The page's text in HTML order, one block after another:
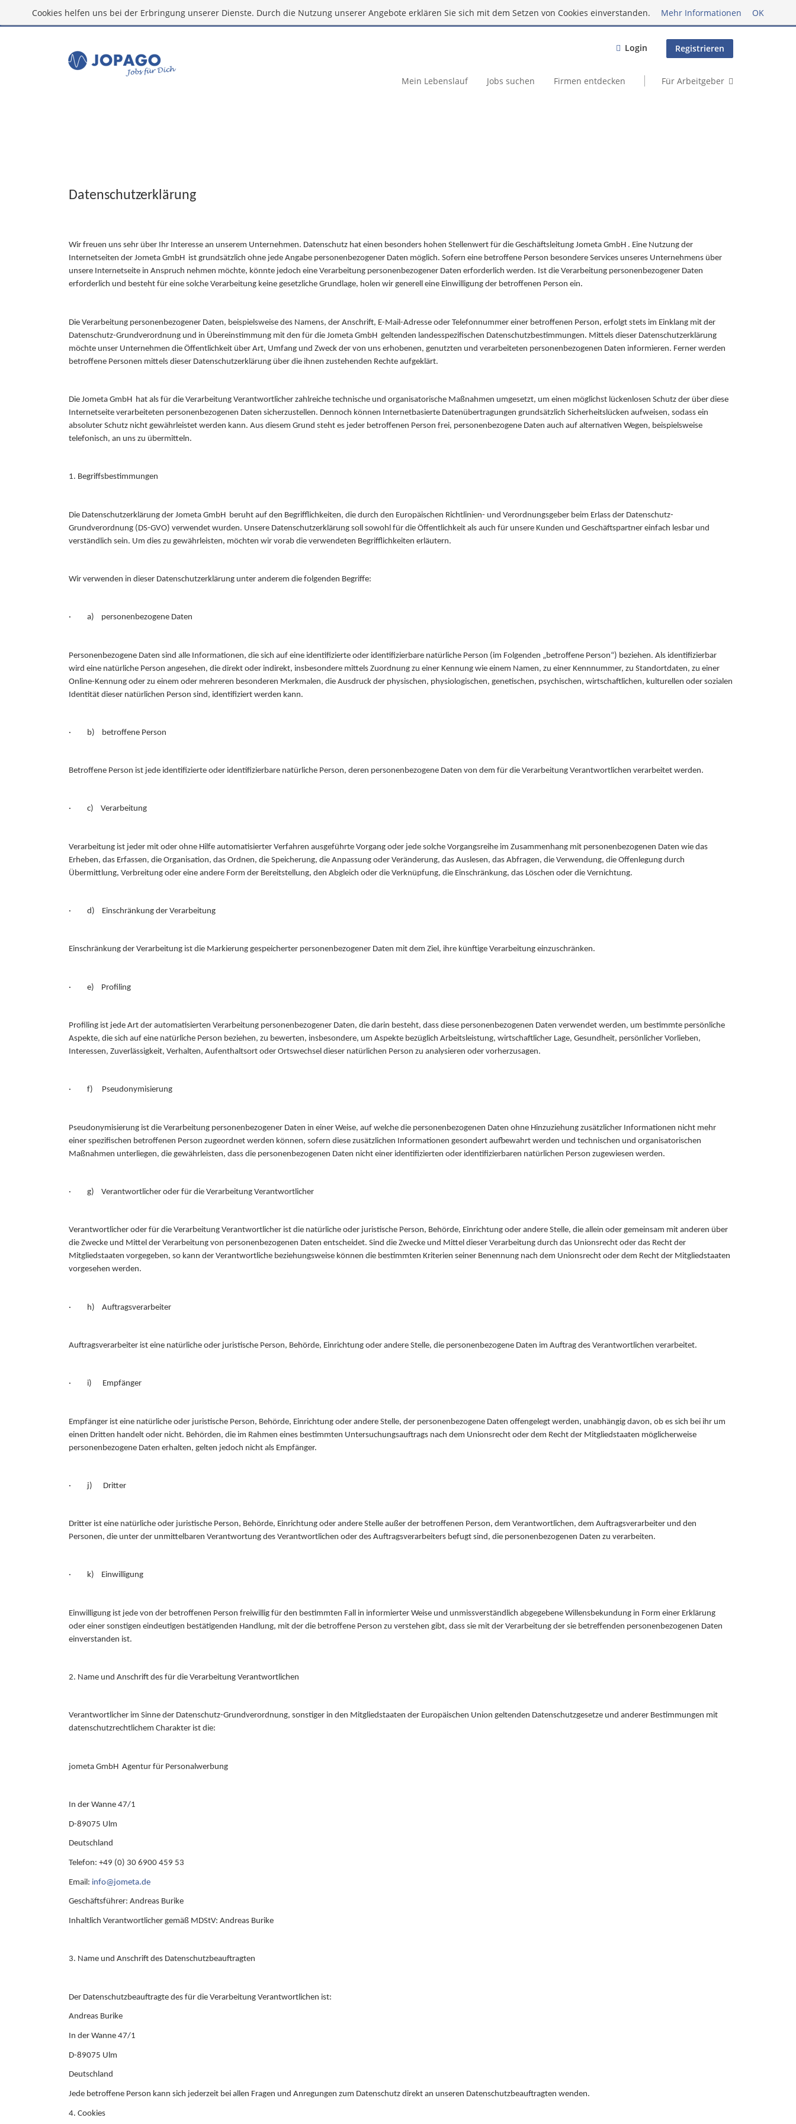
Cookies helfen uns bei der Erbringung unserer Dienste. Durch die Nutzung unserer Angebote erklären Sie sich mit dem Setzen von Cookies einverstanden. Mehr Informationen OK
Login Registrieren
Mein Lebenslauf Jobs suchen Firmen entdecken Für Arbeitgeber
Datenschutzerklärung
Wir freuen uns sehr über Ihr Interesse an unserem Unternehmen. Datenschutz hat einen besonders hohen Stellenwert für die Geschäftsleitung Jometa GmbH . Eine Nutzung der
Internetseiten der Jometa GmbH ist grundsätzlich ohne jede Angabe personenbezogener Daten möglich. Sofern eine betroffene Person besondere Services unseres Unternehmens über
unsere Internetseite in Anspruch nehmen möchte, könnte jedoch eine Verarbeitung personenbezogener Daten erforderlich werden. Ist die Verarbeitung personenbezogener Daten
erforderlich und besteht für eine solche Verarbeitung keine gesetzliche Grundlage, holen wir generell eine Einwilligung der betroffenen Person ein.
Die Verarbeitung personenbezogener Daten, beispielsweise des Namens, der Anschrift, E-Mail-Adresse oder Telefonnummer einer betroffenen Person, erfolgt stets im Einklang mit der
Datenschutz-Grundverordnung und in Übereinstimmung mit den für die Jometa GmbH geltenden landesspezifischen Datenschutzbestimmungen. Mittels dieser Datenschutzerklärung
möchte unser Unternehmen die Öffentlichkeit über Art, Umfang und Zweck der von uns erhobenen, genutzten und verarbeiteten personenbezogenen Daten informieren. Ferner werden
betroffene Personen mittels dieser Datenschutzerklärung über die ihnen zustehenden Rechte aufgeklärt.
Die Jometa GmbH hat als für die Verarbeitung Verantwortlicher zahlreiche technische und organisatorische Maßnahmen umgesetzt, um einen möglichst lückenlosen Schutz der über diese
Internetseite verarbeiteten personenbezogenen Daten sicherzustellen. Dennoch können Internetbasierte Datenübertragungen grundsätzlich Sicherheitslücken aufweisen, sodass ein
absoluter Schutz nicht gewährleistet werden kann. Aus diesem Grund steht es jeder betroffenen Person frei, personenbezogene Daten auch auf alternativen Wegen, beispielsweise
telefonisch, an uns zu übermitteln.
1. Begriffsbestimmungen
Die Datenschutzerklärung der Jometa GmbH beruht auf den Begrifflichkeiten, die durch den Europäischen Richtlinien- und Verordnungsgeber beim Erlass der Datenschutz-
Grundverordnung (DS-GVO) verwendet wurden. Unsere Datenschutzerklärung soll sowohl für die Öffentlichkeit als auch für unsere Kunden und Geschäftspartner einfach lesbar und
verständlich sein. Um dies zu gewährleisten, möchten wir vorab die verwendeten Begrifflichkeiten erläutern.
Wir verwenden in dieser Datenschutzerklärung unter anderem die folgenden Begriffe:
· a) personenbezogene Daten
Personenbezogene Daten sind alle Informationen, die sich auf eine identifizierte oder identifizierbare natürliche Person (im Folgenden „betroffene Person“) beziehen. Als identifizierbar
wird eine natürliche Person angesehen, die direkt oder indirekt, insbesondere mittels Zuordnung zu einer Kennung wie einem Namen, zu einer Kennnummer, zu Standortdaten, zu einer
Online-Kennung oder zu einem oder mehreren besonderen Merkmalen, die Ausdruck der physischen, physiologischen, genetischen, psychischen, wirtschaftlichen, kulturellen oder sozialen
Identität dieser natürlichen Person sind, identifiziert werden kann.
· b) betroffene Person
Betroffene Person ist jede identifizierte oder identifizierbare natürliche Person, deren personenbezogene Daten von dem für die Verarbeitung Verantwortlichen verarbeitet werden.
· c) Verarbeitung
Verarbeitung ist jeder mit oder ohne Hilfe automatisierter Verfahren ausgeführte Vorgang oder jede solche Vorgangsreihe im Zusammenhang mit personenbezogenen Daten wie das
Erheben, das Erfassen, die Organisation, das Ordnen, die Speicherung, die Anpassung oder Veränderung, das Auslesen, das Abfragen, die Verwendung, die Offenlegung durch
Übermittlung, Verbreitung oder eine andere Form der Bereitstellung, den Abgleich oder die Verknüpfung, die Einschränkung, das Löschen oder die Vernichtung.
· d) Einschränkung der Verarbeitung
Einschränkung der Verarbeitung ist die Markierung gespeicherter personenbezogener Daten mit dem Ziel, ihre künftige Verarbeitung einzuschränken.
· e) Profiling
Profiling ist jede Art der automatisierten Verarbeitung personenbezogener Daten, die darin besteht, dass diese personenbezogenen Daten verwendet werden, um bestimmte persönliche
Aspekte, die sich auf eine natürliche Person beziehen, zu bewerten, insbesondere, um Aspekte bezüglich Arbeitsleistung, wirtschaftlicher Lage, Gesundheit, persönlicher Vorlieben,
Interessen, Zuverlässigkeit, Verhalten, Aufenthaltsort oder Ortswechsel dieser natürlichen Person zu analysieren oder vorherzusagen.
· f) Pseudonymisierung
Pseudonymisierung ist die Verarbeitung personenbezogener Daten in einer Weise, auf welche die personenbezogenen Daten ohne Hinzuziehung zusätzlicher Informationen nicht mehr
einer spezifischen betroffenen Person zugeordnet werden können, sofern diese zusätzlichen Informationen gesondert aufbewahrt werden und technischen und organisatorischen
Maßnahmen unterliegen, die gewährleisten, dass die personenbezogenen Daten nicht einer identifizierten oder identifizierbaren natürlichen Person zugewiesen werden.
· g) Verantwortlicher oder für die Verarbeitung Verantwortlicher
Verantwortlicher oder für die Verarbeitung Verantwortlicher ist die natürliche oder juristische Person, Behörde, Einrichtung oder andere Stelle, die allein oder gemeinsam mit anderen über
die Zwecke und Mittel der Verarbeitung von personenbezogenen Daten entscheidet. Sind die Zwecke und Mittel dieser Verarbeitung durch das Unionsrecht oder das Recht der
Mitgliedstaaten vorgegeben, so kann der Verantwortliche beziehungsweise können die bestimmten Kriterien seiner Benennung nach dem Unionsrecht oder dem Recht der Mitgliedstaaten
vorgesehen werden.
· h) Auftragsverarbeiter
Auftragsverarbeiter ist eine natürliche oder juristische Person, Behörde, Einrichtung oder andere Stelle, die personenbezogene Daten im Auftrag des Verantwortlichen verarbeitet.
· i) Empfänger
Empfänger ist eine natürliche oder juristische Person, Behörde, Einrichtung oder andere Stelle, der personenbezogene Daten offengelegt werden, unabhängig davon, ob es sich bei ihr um
einen Dritten handelt oder nicht. Behörden, die im Rahmen eines bestimmten Untersuchungsauftrags nach dem Unionsrecht oder dem Recht der Mitgliedstaaten möglicherweise
personenbezogene Daten erhalten, gelten jedoch nicht als Empfänger.
· j) Dritter
Dritter ist eine natürliche oder juristische Person, Behörde, Einrichtung oder andere Stelle außer der betroffenen Person, dem Verantwortlichen, dem Auftragsverarbeiter und den
Personen, die unter der unmittelbaren Verantwortung des Verantwortlichen oder des Auftragsverarbeiters befugt sind, die personenbezogenen Daten zu verarbeiten.
· k) Einwilligung
Einwilligung ist jede von der betroffenen Person freiwillig für den bestimmten Fall in informierter Weise und unmissverständlich abgegebene Willensbekundung in Form einer Erklärung
oder einer sonstigen eindeutigen bestätigenden Handlung, mit der die betroffene Person zu verstehen gibt, dass sie mit der Verarbeitung der sie betreffenden personenbezogenen Daten
einverstanden ist.
2. Name und Anschrift des für die Verarbeitung Verantwortlichen
Verantwortlicher im Sinne der Datenschutz-Grundverordnung, sonstiger in den Mitgliedstaaten der Europäischen Union geltenden Datenschutzgesetze und anderer Bestimmungen mit
datenschutzrechtlichem Charakter ist die:
jometa GmbH Agentur für Personalwerbung
In der Wanne 47/1
D-89075 Ulm
Deutschland
Telefon: +49 (0) 30 6900 459 53
Email: info@jometa.de
Geschäftsführer: Andreas Burike
Inhaltlich Verantwortlicher gemäß MDStV: Andreas Burike
3. Name und Anschrift des Datenschutzbeauftragten
Der Datenschutzbeauftragte des für die Verarbeitung Verantwortlichen ist:
Andreas Burike
In der Wanne 47/1
D-89075 Ulm
Deutschland
Jede betroffene Person kann sich jederzeit bei allen Fragen und Anregungen zum Datenschutz direkt an unseren Datenschutzbeauftragten wenden.
4. Cookies